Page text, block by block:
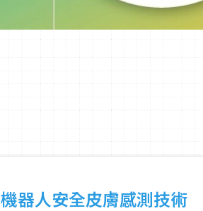
機器人安全皮膚感測技術